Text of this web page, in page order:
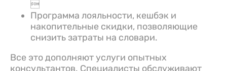

Программа лояльности, кешбэк и
накопительные скидки, позволяющие
снизить затраты на словари.
Все это дополняют услуги опытных
консультантов. Специалисты обслуживают